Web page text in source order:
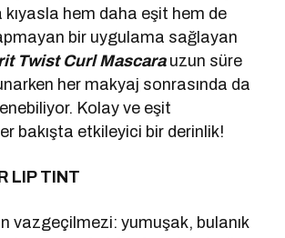
kıyasla hem daha eşit hem de
bir uygulama sağlayan
Twist Curl Mascarauzun süre
her makyaj sonrasında da
Kolay ve eşit
bakışta etkileyici bir derinlik!
LIP TINT
vazgeçilmezi: yumuşak, bulanık